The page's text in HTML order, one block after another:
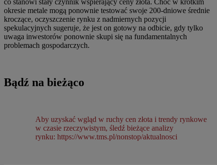
co stanowi stały czynnik wspierający ceny złota. Choć w krótkim
okresie metale mogą ponownie testować swoje 200-dniowe średnie
kroczące, oczyszczenie rynku z nadmiernych pozycji
spekulacyjnych sugeruje, że jest on gotowy na odbicie, gdy tylko
uwaga inwestorów ponownie skupi się na fundamentalnych
problemach gospodarczych.
Bądź na bieżąco
Aby uzyskać wgląd w ruchy cen złota i trendy rynkowe
w czasie rzeczywistym, śledź bieżące analizy
rynku: https://www.tms.pl/nonstop/aktualnosci